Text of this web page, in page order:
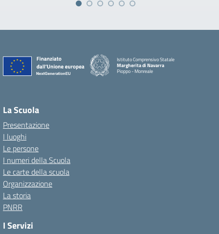
Istituto Comprensivo Statale
Margherita di Navarra
Pioppo - Monreale
La Scuola
Presentazione
I luoghi
Le persone
I numeri della Scuola
Le carte della scuola
Organizzazione
La storia
PNRR
I Servizi